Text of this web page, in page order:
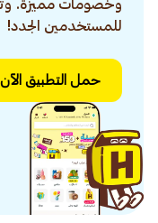
وخصومات مميزة.
للمستخدمين الجدد!
حمل التطبيق الآن